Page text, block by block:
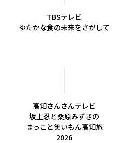
TBSテレビ
ゆたかな食の未来をさがして
高知さんさんテレビ
坂上忍と桑原みずきの
まっこと笑いもん高知旅
2026